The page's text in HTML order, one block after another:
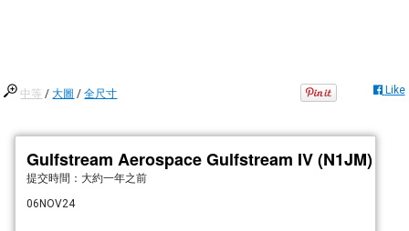
中等 /大圖 /全尺寸 Like
Gulfstream Aerospace Gulfstream IV (N1JM)
提交時間： 大約一年之前
06NOV24